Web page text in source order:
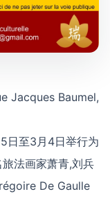
Jacques Baumel,
日至3月4日举行为
法画家萧青,刘兵
De Gaulle